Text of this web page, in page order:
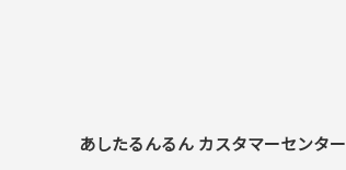
あしたるんるん カスタマーセンター